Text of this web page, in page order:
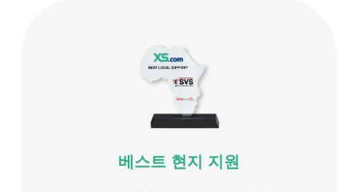
베스트 현지 지원